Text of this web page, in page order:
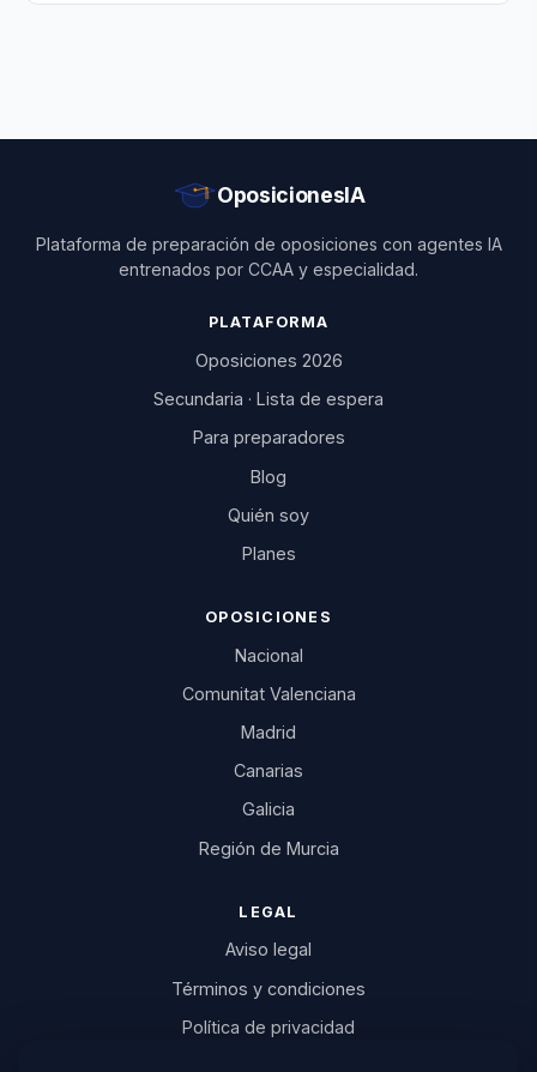
OposicionesIA
Plataforma de preparación de oposiciones con agentes IA
entrenados por CCAA y especialidad.
PLATAFORMA
Oposiciones 2026
Secundaria · Lista de espera
Para preparadores
Blog
Quién soy
Planes
OPOSICIONES
Nacional
Comunitat Valenciana
Madrid
Canarias
Galicia
Región de Murcia
LEGAL
Aviso legal
Términos y condiciones
Política de privacidad